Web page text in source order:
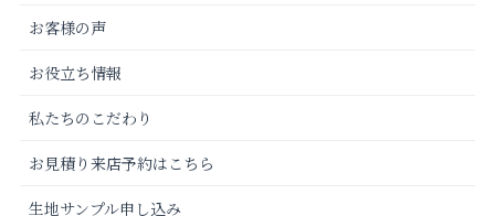
お客様の声
お役立ち情報
私たちのこだわり
お見積り来店予約はこちら
生地サンプル申し込み